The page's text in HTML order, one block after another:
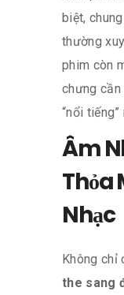
biệt,
thường
phim còn
chưng
“nổi tiếng”
Âm
Thỏa
Nhạc
Không chỉ
the sang